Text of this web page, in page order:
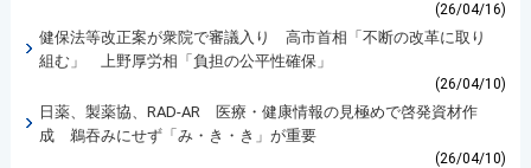
(26/04/16)
健保法等改正案が衆院で審議入り 高市首相「不断の改革に取り
組む」 上野厚労相「負担の公平性確保」
(26/04/10)
日薬、製薬協、RAD-AR 医療・健康情報の見極めで啓発資材作
成 鵜吞みにせず「み・き・き」が重要
(26/04/10)